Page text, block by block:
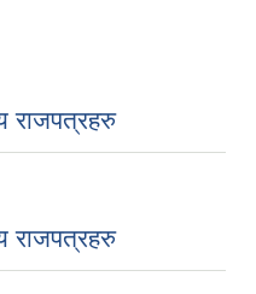
राजपत्रहरु
राजपत्रहरु